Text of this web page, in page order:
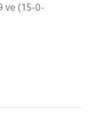
ve (15-0-